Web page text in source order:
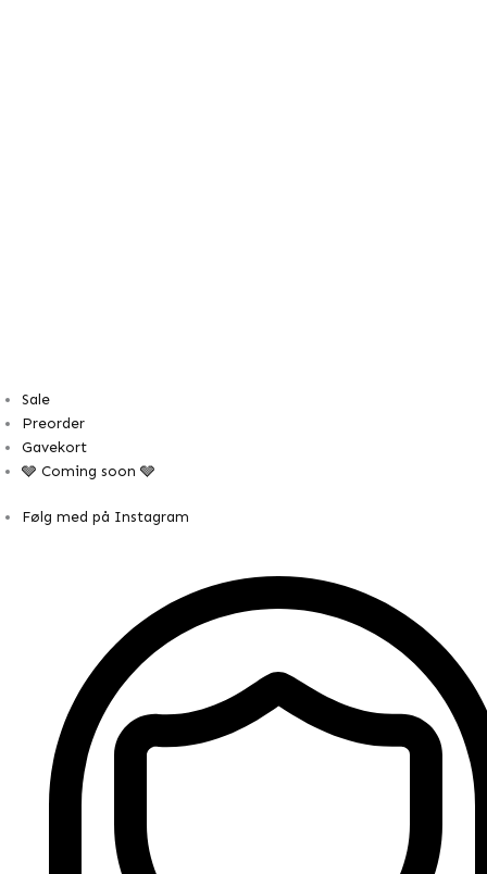
Sale
Preorder
Gavekort
🩶 Coming soon 🩶
Følg med på Instagram